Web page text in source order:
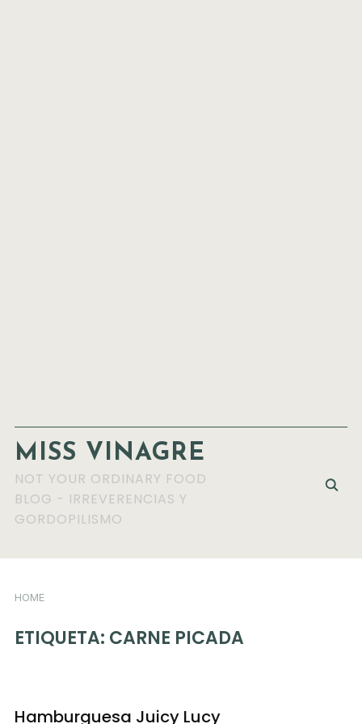
MISS VINAGRE
NOT YOUR ORDINARY FOOD
BLOG - IRREVERENCIAS Y
GORDOPILISMO
HOME
ETIQUETA: CARNE PICADA
Hamburguesa Juicy Lucy